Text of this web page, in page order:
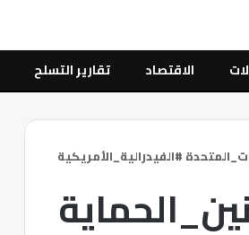
الاقتصاد تقارير التسلح
#الفيدرالية_الأمريكية